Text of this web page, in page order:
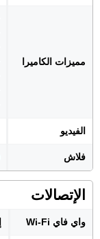
مميزات الكاميرا
الفيديو
فلاش
الإتصالات
واي فاي Wi-Fi